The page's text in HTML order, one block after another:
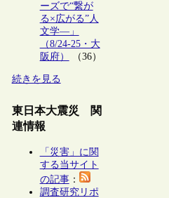
ーズで“繋が
る×広がる”人
文学―」
（8/24-25・大
阪府）
（36）
続きを見る
東日本大震災 関
連情報
「災害」に関
する当サイト
の記事：
調査研究リポ